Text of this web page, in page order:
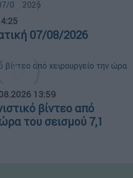
07/08/2026
13:59
βίντεο από
του σεισμού 7,1